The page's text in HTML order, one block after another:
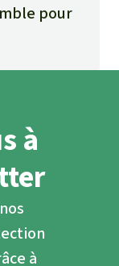
pour
à
à